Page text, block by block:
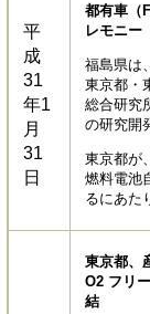
平
成
31
年1
月
31
日
都有車（
レモニー
福島県は
東京都・
総合研究
の研究開
東京都が
燃料電池
るにあた
東京都、
O2 フリ
結